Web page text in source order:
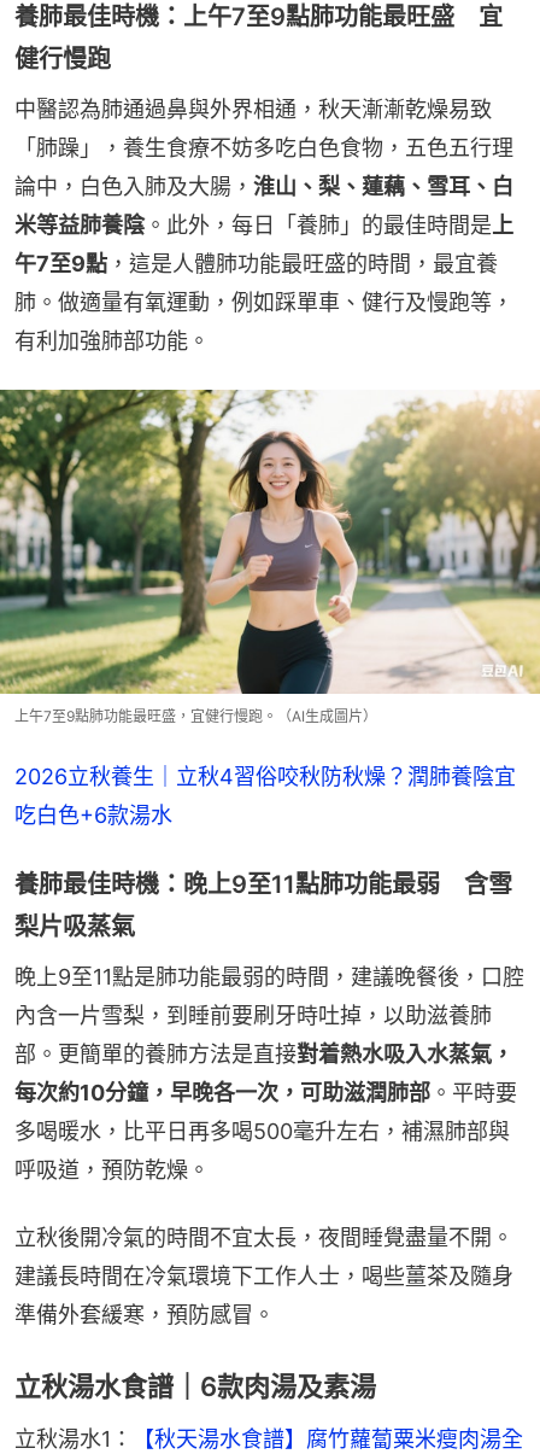
養肺最佳時機：上午7至9點肺功能最旺盛 宜
健行慢跑
中醫認為肺通過鼻與外界相通，秋天漸漸乾燥易致
「肺躁」，養生食療不妨多吃白色食物，五色五行理
論中，白色入肺及大腸， 淮山、梨、蓮藕、雪耳、白
米等益肺養陰。此外，每日「養肺」的最佳時間是 上
午7至9點 ，這是人體肺功能最旺盛的時間，最宜養
肺。做適量有氧運動，例如踩單車、健行及慢跑等，
有利加強肺部功能。
上午7至9點肺功能最旺盛，宜健行慢跑。（AI生成圖片）
2026立秋養生｜立秋4習俗咬秋防秋燥？潤肺養陰宜
吃白色+6款湯水
養肺最佳時機：晚上9至11點肺功能最弱 含雪
梨片吸蒸氣
晚上9至11點是肺功能最弱的時間，建議晚餐後，口腔
內含一片雪梨，到睡前要刷牙時吐掉，以助滋養肺
部。更簡單的養肺方法是直接對着熱水吸入水蒸氣，
每次約10分鐘，早晚各一次，可助滋潤肺部 。平時要
多喝暖水，比平日再多喝500毫升左右，補濕肺部與
呼吸道，預防乾燥。
立秋後開冷氣的時間不宜太長，夜間睡覺盡量不開。
建議長時間在冷氣環境下工作人士，喝些薑茶及隨身
準備外套緩寒，預防感冒。
立秋湯水食譜｜6款肉湯及素湯
立秋湯水1： 【秋天湯水食譜】腐竹蘿蔔粟米瘦肉湯全